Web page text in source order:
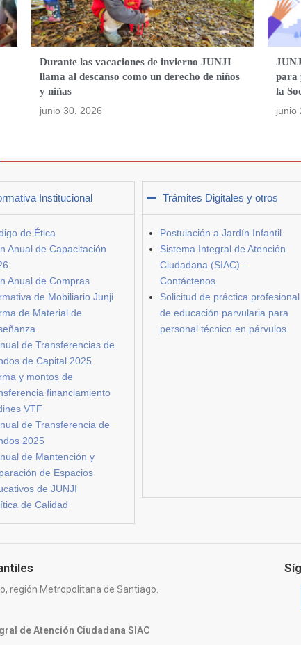
Durante las vacaciones de invierno JUNJI
llama al descanso como un derecho de niños
y niñas
junio 30, 2026
para
la
junio
Institucional
de Ética
Anual de Capacitación
Anual de Compras
de Mobiliario Junji
de Material de
de Transferencias de
de Capital 2025
y montos de
financiamiento
VTF
de Transferencia de
2025
de Mantención y
de Espacios
de JUNJI
de Calidad
Trámites Digitales y otros
Postulación a Jardín Infantil
Sistema Integral de Atención
Ciudadana (SIAC) –
Contáctenos
Solicitud de práctica profesional
de educación parvularia para
personal técnico en párvulos
región Metropolitana de Santiago.
de Atención Ciudadana SIAC